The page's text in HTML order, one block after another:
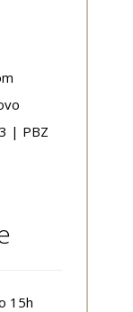
| PBZ
15h